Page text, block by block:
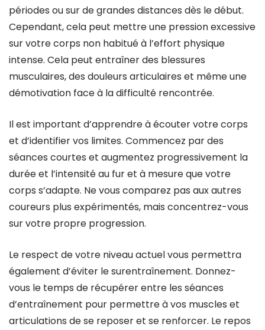
périodes ou sur de grandes distances dès le début.
Cependant, cela peut mettre une pression excessive
sur votre corps non habitué à l’effort physique
intense. Cela peut entraîner des blessures
musculaires, des douleurs articulaires et même une
démotivation face à la difficulté rencontrée.
Il est important d’apprendre à écouter votre corps
et d’identifier vos limites. Commencez par des
séances courtes et augmentez progressivement la
durée et l’intensité au fur et à mesure que votre
corps s’adapte. Ne vous comparez pas aux autres
coureurs plus expérimentés, mais concentrez-vous
sur votre propre progression.
Le respect de votre niveau actuel vous permettra
également d’éviter le surentraînement. Donnez-
vous le temps de récupérer entre les séances
d’entraînement pour permettre à vos muscles et
articulations de se reposer et se renforcer. Le repos